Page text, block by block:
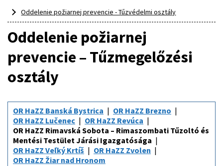
Oddelenie požiarnej prevencie - Tűzvédelmi osztály
Oddelenie požiarnej
prevencie – Tűzmegelőzési
osztály
OR HaZZ Banská Bystrica
OR HaZZ Brezno
OR HaZZ Lučenec
OR HaZZ Revúca
OR HaZZ Rimavská Sobota – Rimaszombati Tűzoltó és
Mentési Testület Járási Igazgatósága
OR HaZZ Veľký Krtíš
OR HaZZ Zvolen
OR HaZZ Žiar nad Hronom